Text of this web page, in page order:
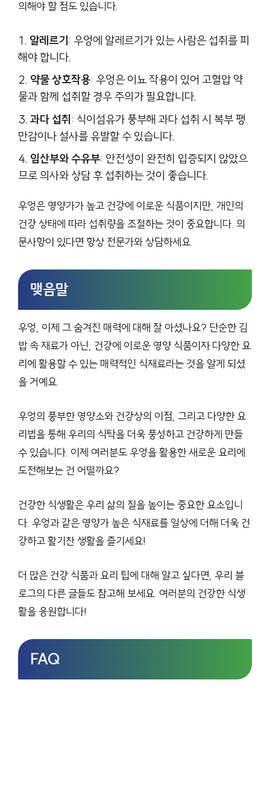
의해야 할 점도 있습니다.
알레르기: 우엉에 알레르기가 있는 사람은 섭취를 피
해야 합니다.
약물 상호작용: 우엉은 이뇨 작용이 있어 고혈압 약
물과 함께 섭취할 경우 주의가 필요합니다.
과다 섭취: 식이섬유가 풍부해 과다 섭취 시 복부 팽
만감이나 설사를 유발할 수 있습니다.
임산부와 수유부: 안전성이 완전히 입증되지 않았으
므로 의사와 상담 후 섭취하는 것이 좋습니다.
우엉은 영양가가 높고 건강에 이로운 식품이지만, 개인의
건강 상태에 따라 섭취량을 조절하는 것이 중요합니다. 의
문사항이 있다면 항상 전문가와 상담하세요.
맺음말
우엉, 이제 그 숨겨진 매력에 대해 잘 아셨나요? 단순한 김
밥 속 재료가 아닌, 건강에 이로운 영양 식품이자 다양한 요
리에 활용할 수 있는 매력적인 식재료라는 것을 알게 되셨
을 거예요.
우엉의 풍부한 영양소와 건강상의 이점, 그리고 다양한 요
리법을 통해 우리의 식탁을 더욱 풍성하고 건강하게 만들
수 있습니다. 이제 여러분도 우엉을 활용한 새로운 요리에
도전해보는 건 어떨까요?
건강한 식생활은 우리 삶의 질을 높이는 중요한 요소입니
다. 우엉과 같은 영양가 높은 식재료를 일상에 더해 더욱 건
강하고 활기찬 생활을 즐기세요!
더 많은 건강 식품과 요리 팁에 대해 알고 싶다면, 우리 블
로그의 다른 글들도 참고해 보세요. 여러분의 건강한 식생
활을 응원합니다!
FAQ